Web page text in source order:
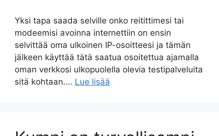
Yksi tapa saada selville onko reitittimesi tai
modeemisi avoinna internettiin on ensin
selvittää oma ulkoinen IP-osoitteesi ja tämän
jälkeen käyttää tätä saatua osoitettua ajamalla
oman verkkosi ulkopuolella olevia testipalveluita
sitä kohtaan.… Lue lisää